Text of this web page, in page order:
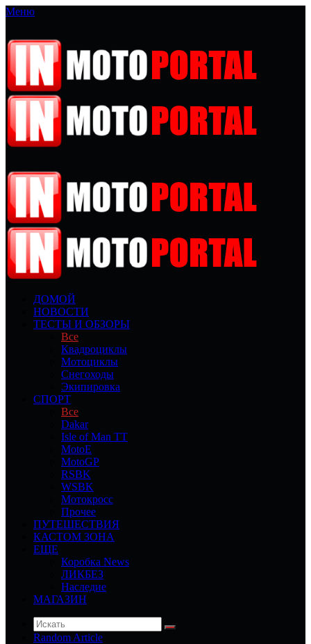
Меню
ДОМОЙ
НОВОСТИ
ТЕСТЫ И ОБЗОРЫ
Все
Квадроциклы
Мотоциклы
Снегоходы
Экипировка
СПОРТ
Все
Dakar
Isle of Man TT
MotoE
MotoGP
RSBK
WSBK
Мотокросс
Прочее
ПУТЕШЕСТВИЯ
КАСТОМ ЗОНА
ЕЩЕ
Коробка News
ЛИКБЕЗ
Наследие
МАГАЗИН
Random Article